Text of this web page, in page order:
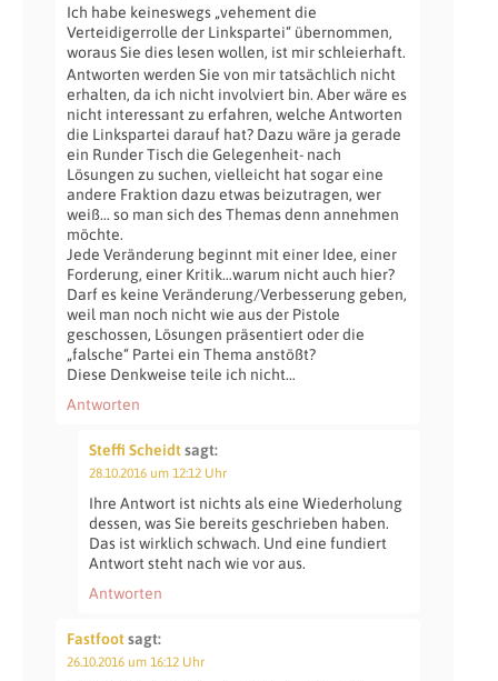
Ich habe keineswegs „vehement die
Verteidigerrolle der Linkspartei“ übernommen,
woraus Sie dies lesen wollen, ist mir schleierhaft.
Antworten werden Sie von mir tatsächlich nicht
erhalten, da ich nicht involviert bin. Aber wäre es
nicht interessant zu erfahren, welche Antworten
die Linkspartei darauf hat? Dazu wäre ja gerade
ein Runder Tisch die Gelegenheit- nach
Lösungen zu suchen, vielleicht hat sogar eine
andere Fraktion dazu etwas beizutragen, wer
weiß… so man sich des Themas denn annehmen
möchte.
Jede Veränderung beginnt mit einer Idee, einer
Forderung, einer Kritik…warum nicht auch hier?
Darf es keine Veränderung/Verbesserung geben,
weil man noch nicht wie aus der Pistole
geschossen, Lösungen präsentiert oder die
„falsche“ Partei ein Thema anstößt?
Diese Denkweise teile ich nicht…
Antworten
Steffi Scheidtsagt:
28.10.2016 um 12:12 Uhr
Ihre Antwort ist nichts als eine Wiederholung
dessen, was Sie bereits geschrieben haben.
Das ist wirklich schwach. Und eine fundiert
Antwort steht nach wie vor aus.
Antworten
Fastfootsagt:
26.10.2016 um 16:12 Uhr